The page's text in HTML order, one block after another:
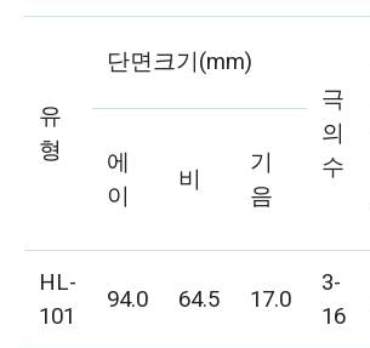
유
형
단면크기(mm)
극
의
수
에
이
비
기
음
HL-
101
94.0 64.5 17.0
3-
16